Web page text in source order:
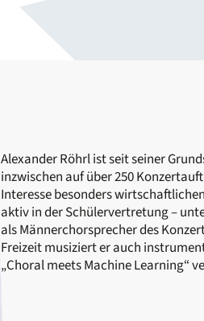
Alexander Röhrl ist seit seiner
inzwischen auf über 250
Interesse besonders
aktiv in der Schülervertretung –
als Männerchorsprecher des
Freizeit musiziert er auch
„Choral meets Machine Learning“